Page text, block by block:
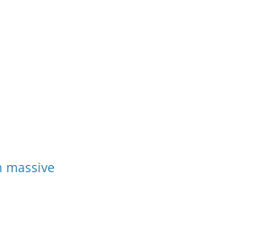
massive